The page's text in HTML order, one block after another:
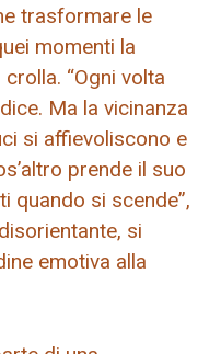
trasformare le
momenti la
“Ogni volta
Ma la vicinanza
si affievoliscono e
prende il suo
quando si scende”,
si
emotiva alla